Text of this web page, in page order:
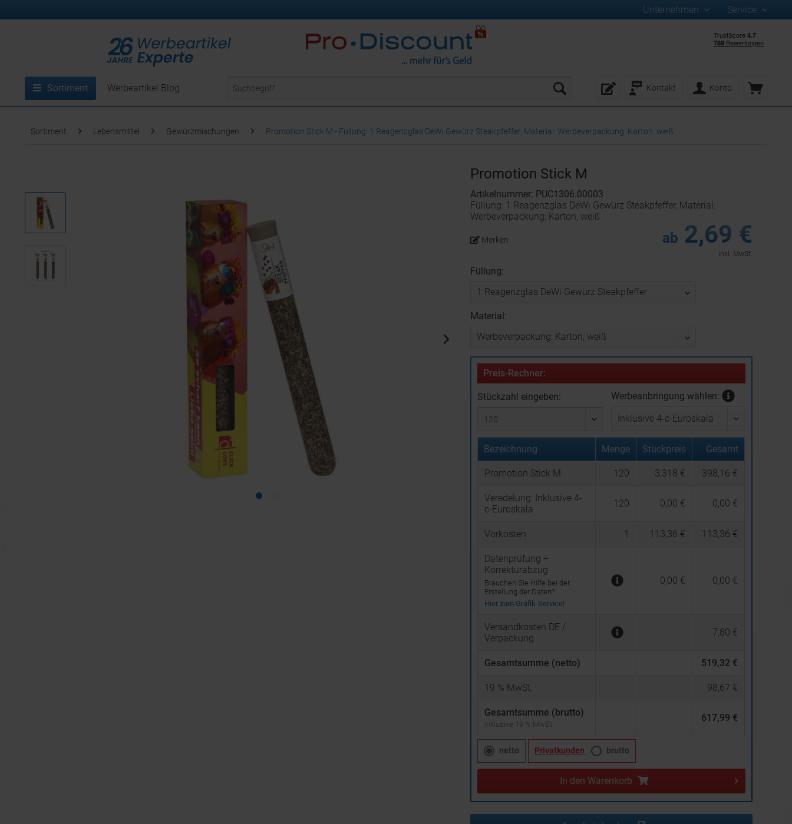
Unternehmen Service
Kontakt Konto
Sortiment Werbeartikel Blog
Sortiment Lebensmittel Gewürzmischungen Promotion Stick M - Füllung: 1 Reagenzglas DeWi Gewürz Steakpfeffer, Material: Werbeverpackung: Karton, weiß
Promotion Stick M
Artikelnummer: PUC1306.00003
Füllung: 1 Reagenzglas DeWi Gewürz Steakpfeffer, Material:
Werbeverpackung: Karton, weiß
ab 2,69 €
inkl. MwSt.
Merken
Füllung:
Material:
Preis-Rechner:
Stückzahl eingeben: Werbeanbringung wählen:
Bezeichnung Menge Stückpreis Gesamt
Promotion Stick M 120 3,318 € 398,16 €
Veredelung: Inklusive 4-
c-Euroskala
120 0,00 € 0,00 €
Vorkosten 1 113,36 € 113,36 €
Datenprüfung +
Korrekturabzug
Brauchen Sie Hilfe bei der
Erstellung der Daten?
Hier zum Grafik-Service!
0,00 € 0,00 €
Versandkosten DE /
Verpackung
7,80 €
Gesamtsumme (netto) 519,32 €
19 % MwSt. 98,67 €
Gesamtsumme (brutto)
inklusive 19 % MwSt.
617,99 €
netto Privatkunden brutto
In den Warenkorb